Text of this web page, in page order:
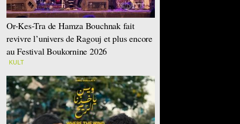
Or-Kes-Tra de Hamza Bouchnak fait
revivre l’univers de Ragouj et plus encore
au Festival Boukornine 2026
KULT